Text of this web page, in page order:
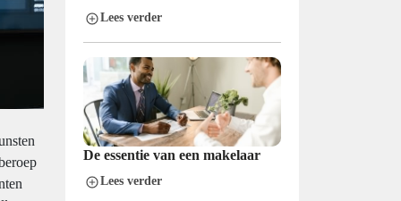
Lees verder
De essentie van een makelaar
Lees verder